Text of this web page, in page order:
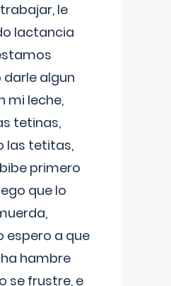
le
lactancia
algun
mi leche,
tetinas,
las tetitas,
primero
que lo
espero a que
hambre
se frustre, e